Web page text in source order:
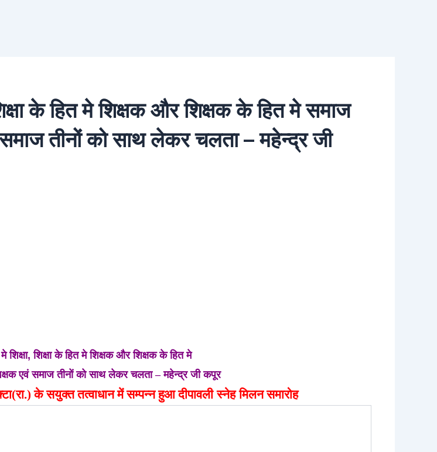
के हित मे शिक्षक और शिक्षक के हित मे समाज
समाज तीनों को साथ लेकर चलता – महेन्द्र जी
शिक्षा,शिक्षा के हित मे शिक्षक और शिक्षक के हित मे
एवं समाज तीनों को साथ लेकर चलता –महेन्द्र जी कपूर
के सयुक्त तत्वाधान में सम्पन्न हुआ दीपावली स्नेह मिलनसमारोह